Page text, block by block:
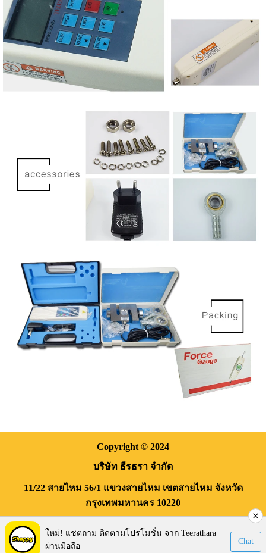
Copyright © 2024
บริษัท ธีรธรา จำกัด
11/22 สายไหม 56/1 แขวงสายไหม เขตสายไหม จังหวัด
กรุงเทพมหานคร 10220
Visitors: 170,135
ใหม่! แชตถาม ติดตามโปรโมชั่น จาก Teerathara
ผ่านมือถือ
Chat